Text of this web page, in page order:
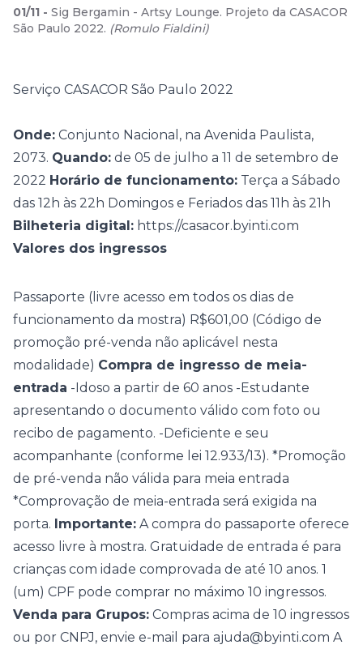
01/11 - Sig Bergamin - Artsy Lounge. Projeto da CASACOR
São Paulo 2022. (Romulo Fialdini)
Serviço CASACOR São Paulo 2022
Onde: Conjunto Nacional, na Avenida Paulista,
2073. Quando: de 05 de julho a 11 de setembro de
2022 Horário de funcionamento: Terça a Sábado
das 12h às 22h Domingos e Feriados das 11h às 21h
Bilheteria digital: https://casacor.byinti.com
Valores dos ingressos
Passaporte (livre acesso em todos os dias de
funcionamento da mostra) R$601,00 (Código de
promoção pré-venda não aplicável nesta
modalidade) Compra de ingresso de meia-
entrada -Idoso a partir de 60 anos -Estudante
apresentando o documento válido com foto ou
recibo de pagamento. -Deficiente e seu
acompanhante (conforme lei 12.933/13). *Promoção
de pré-venda não válida para meia entrada
*Comprovação de meia-entrada será exigida na
porta. Importante: A compra do passaporte oferece
acesso livre à mostra. Gratuidade de entrada é para
crianças com idade comprovada de até 10 anos. 1
(um) CPF pode comprar no máximo 10 ingressos.
Venda para Grupos: Compras acima de 10 ingressos
ou por CNPJ, envie e-mail para ajuda@byinti.com A